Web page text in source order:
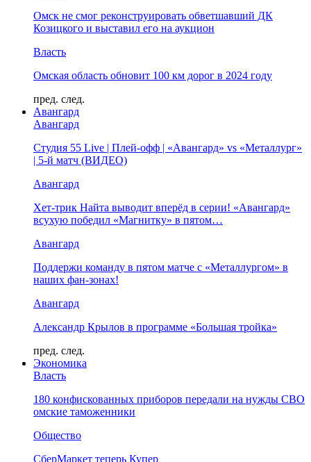
Омск не смог реконструировать обветшавший ДК
Козицкого и выставил его на аукцион
Власть
Омская область обновит 100 км дорог в 2024 году
пред. след.
Авангард
Авангард
Студия 55 Live | Плей-офф | «Авангард» vs «Металлург»
| 5-й матч (ВИДЕО)
Авангард
Хет-трик Найта выводит вперёд в серии! «Авангард»
всухую победил «Магнитку» в пятом…
Авангард
Поддержи команду в пятом матче с «Металлургом» в
наших фан-зонах!
Авангард
Александр Крылов в программе «Большая тройка»
пред. след.
Экономика
Власть
180 конфискованных приборов передали на нужды СВО
омские таможенники
Общество
СберМаркет теперь Купер